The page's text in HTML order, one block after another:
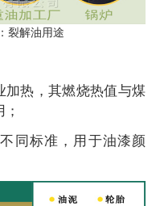
裂解油用途
加热，其燃烧热值与煤
同标准，用于油漆颜